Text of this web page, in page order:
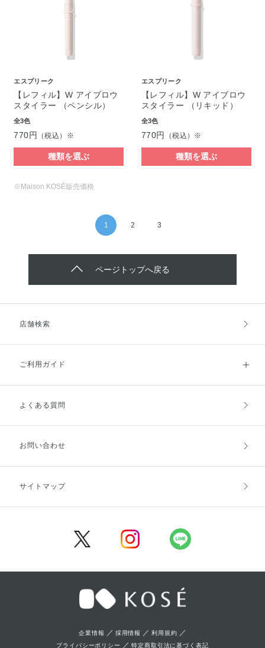
エスプリーク
【レフィル】W アイブロウ
スタイラー （ペンシル）
全3色
770円 （税込）※
種類を選ぶ
エスプリーク
【レフィル】W アイブロウ
スタイラー （リキッド）
全3色
770円 （税込）※
種類を選ぶ
※Maison KOSÉ販売価格
1 2 3
ページトップへ戻る
店舗検索
ご利用ガイド
ご利用ガイドトップ
お支払方法
キャンセル・返品・交換
よくある質問
お問い合わせ
サイトマップ
企業情報 ／ 採用情報 ／利用規約 ／
プライバシーポリシー ／特定商取引法に基づく表記